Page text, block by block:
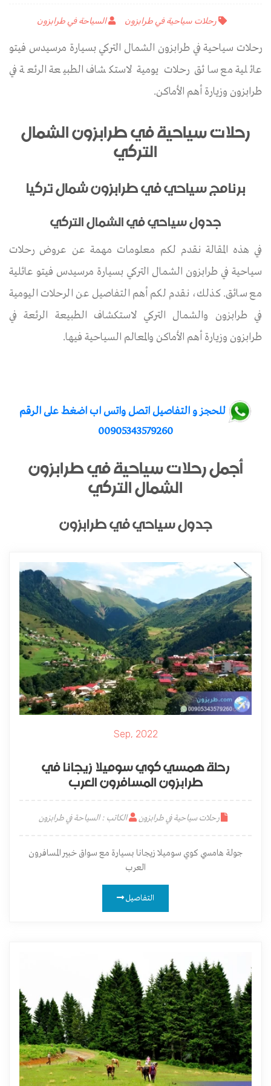
رحلات سياحية في طرابزون السياحة في طرابزون
رحلات سياحية في طرابزون الشمال التركي بسيارة مرسيدس فيتو
عائلية مع سائق رحلات يومية لاستكشاف الطبيعة الرئعة في
طرابزون وزيارة أهم الأماكن.
رحلات سياحية في طرابزون الشمال
التركي
برنامج سياحي في طرابزون شمال تركيا
جدول سياحي في الشمال التركي
في هذه المقالة نقدم لكم معلومات مهمة عن عروض رحلات
سياحية في طرابزون الشمال التركي بسيارة مرسيدس فيتو عائلية
مع سائق. كذلك، نقدم لكم أهم التفاصيل عن الرحلات اليومية
في طرابزون والشمال التركي لاستكشاف الطبيعة الرئعة في
طرابزون وزيارة أهم الأماكن والمعالم السياحية فيها.
للحجز و التفاصيل اتصل واتس اب اضغط على الرقم
00905343579260
أجمل رحلات سياحية في طرابزون
الشمال التركي
جدول سياحي في طرابزون
Sep, 2022
رحلة همسي كوي سوميلا زيجانا في
طرابزون المسافرون العرب
رحلات سياحية في طرابزون الكاتب : السياحة في طرابزون
جولة هامسي كوي سوميلا زيجانا بسيارة مع سواق خبير المسافرون
العرب
التفاصيل